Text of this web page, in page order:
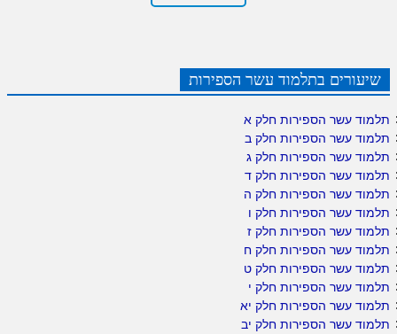
שיעורים בתלמוד עשר הספירות
תלמוד עשר הספירות חלק א
תלמוד עשר הספירות חלק ב
תלמוד עשר הספירות חלק ג
תלמוד עשר הספירות חלק ד
תלמוד עשר הספירות חלק ה
תלמוד עשר הספירות חלק ו
תלמוד עשר הספירות חלק ז
תלמוד עשר הספירות חלק ח
תלמוד עשר הספירות חלק ט
תלמוד עשר הספירות חלק י
תלמוד עשר הספירות חלק יא
תלמוד עשר הספירות חלק יב